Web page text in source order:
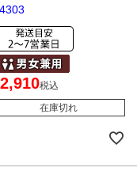
2,910税込
在庫切れ